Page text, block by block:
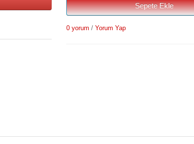
Sepete Ekle
0 yorum / Yorum Yap